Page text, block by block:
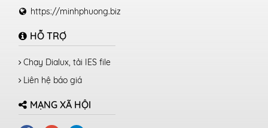
https://minhphuong.biz
HỖ TRỢ
Chạy Dialux, tải IES file
Liên hệ báo giá
MẠNG XÃ HỘI